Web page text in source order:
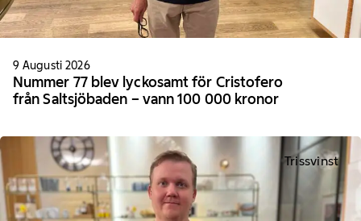
9 Augusti 2026
Nummer 77 blev lyckosamt för Cristofero
från Saltsjöbaden – vann 100 000 kronor
Trissvinst